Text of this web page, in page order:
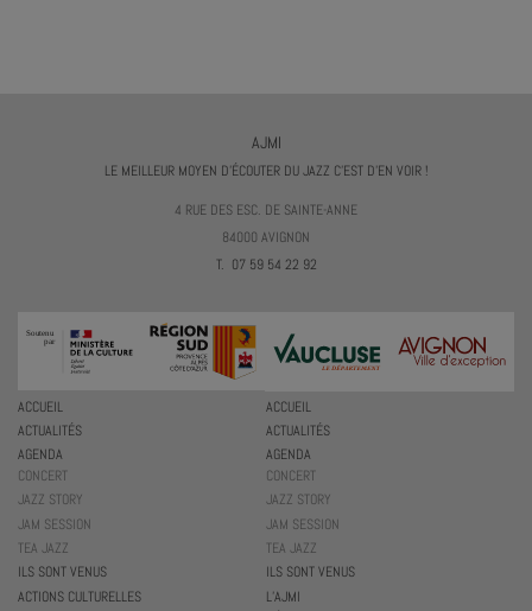
AJMI
LE MEILLEUR MOYEN D'ÉCOUTER DU JAZZ C'EST D'EN VOIR !
4 RUE DES ESC. DE SAINTE-ANNE
84000 AVIGNON
T. 07 59 54 22 92
ACCUEIL
ACTUALITÉS
AGENDA
CONCERT
JAZZ STORY
JAM SESSION
TEA JAZZ
ILS SONT VENUS
ACCUEIL
ACTUALITÉS
AGENDA
CONCERT
JAZZ STORY
JAM SESSION
TEA JAZZ
ILS SONT VENUS
ACTIONS CULTURELLES
L’AJMI